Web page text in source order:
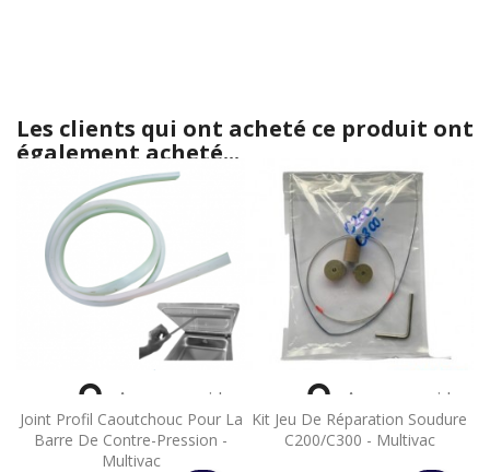
Les clients qui ont acheté ce produit ont
également acheté...
Joint Profil Caoutchouc Pour La
Barre De Contre-Pression -
Multivac
 Aperçu rapide
Kit Jeu De Réparation Soudure
C200/C300 - Multivac
 Aperçu rapide